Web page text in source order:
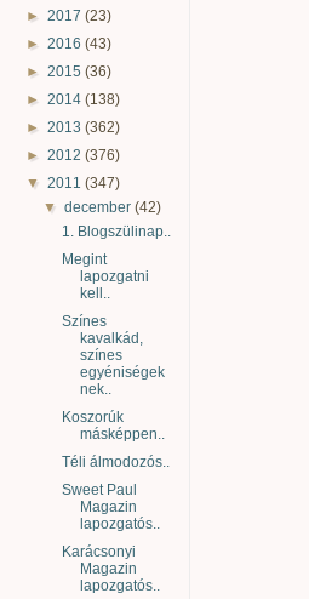
► 2017 (23)
► 2016 (43)
► 2015 (36)
► 2014 (138)
► 2013 (362)
► 2012 (376)
▼ 2011 (347)
▼december(42)
1. Blogszülinap..
Megint
lapozgatni
kell..
Színes
kavalkád,
színes
egyéniségek
nek..
Koszorúk
másképpen..
Téli álmodozós..
Sweet Paul
Magazin
lapozgatós..
Karácsonyi
Magazin
lapozgatós..